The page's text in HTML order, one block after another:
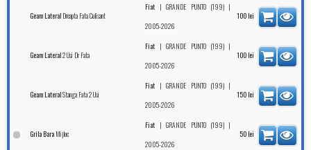
Geam Lateral Dreapta Fata Culisant
Fiat |GRANDE PUNTO (199) |
2005-2026
100 lei
Geam Lateral2 Usi Dr Fata
Fiat |GRANDE PUNTO (199) |
2005-2026
100 lei
Geam LateralStanga Fata 2 Usi
Fiat |GRANDE PUNTO (199) |
2005-2026
150 lei
Grila Bara Mijloc
Fiat |GRANDE PUNTO (199) |
2005-2026
50 lei